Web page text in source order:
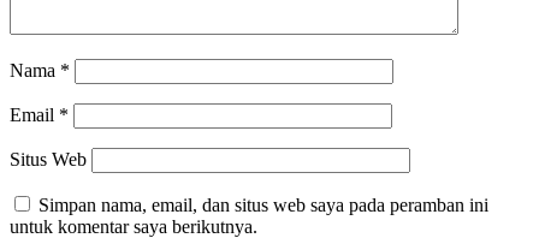
Nama *
Email *
Situs Web
Simpan nama, email, dan situs web saya pada peramban ini
untuk komentar saya berikutnya.